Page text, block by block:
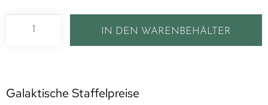
IN DEN WARENBEHÄLTER
Galaktische Staffelpreise